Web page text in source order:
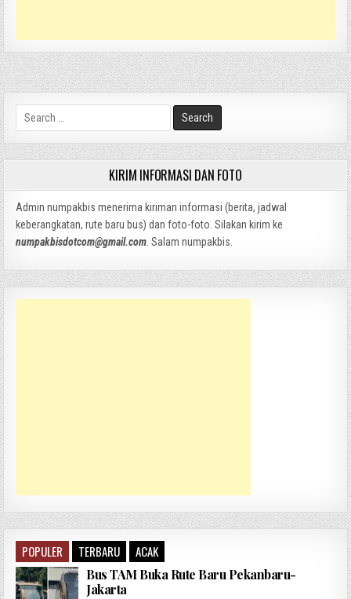
Search
for:
KIRIM INFORMASI DAN FOTO
Admin numpakbis menerima kiriman informasi (berita, jadwal
keberangkatan, rute baru bus) dan foto-foto. Silakan kirim ke
numpakbisdotcom@gmail.com. Salam numpakbis.
POPULER TERBARU ACAK
Bus TAM Buka Rute Baru Pekanbaru-
Jakarta